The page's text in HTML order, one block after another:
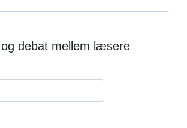
debat mellem læsere